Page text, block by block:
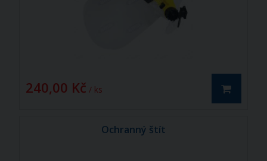
240,00 Kč / ks
Ochranný štít